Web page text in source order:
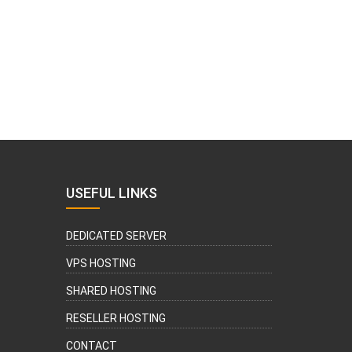
USEFUL LINKS
DEDICATED SERVER
VPS HOSTING
SHARED HOSTING
RESELLER HOSTING
CONTACT